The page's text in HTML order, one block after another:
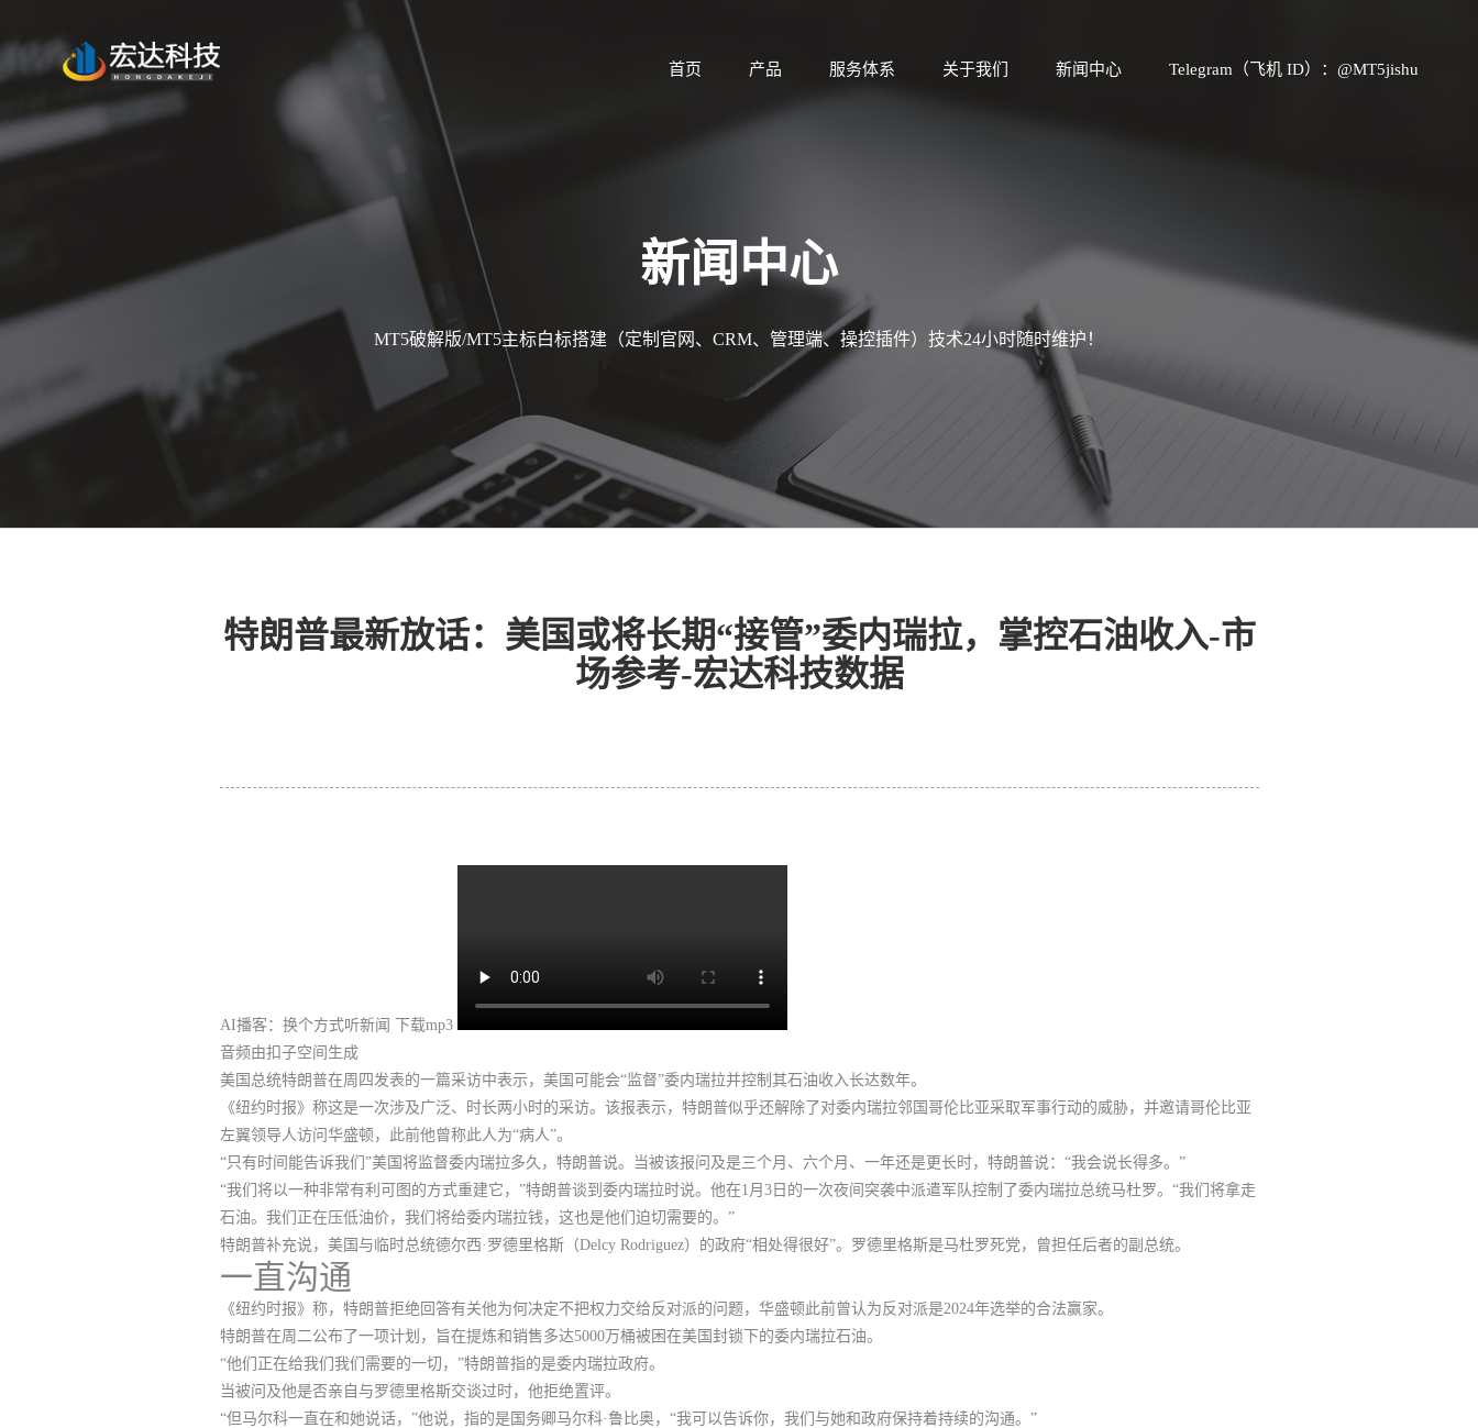
首页 产品 服务体系 关于我们 新闻中心 Telegram（飞机 ID）：@MT5jishu
新闻中心
MT5破解版/MT5主标白标搭建（定制官网、CRM、管理端、操控插件）技术24小时随时维护！
特朗普最新放话：美国或将长期“接管”委内瑞拉，掌控石油收入-市
场参考-宏达科技数据
AI播客：换个方式听新闻 下载mp3
音频由扣子空间生成
美国总统特朗普在周四发表的一篇采访中表示，美国可能会“监督”委内瑞拉并控制其石油收入长达数年。
《纽约时报》称这是一次涉及广泛、时长两小时的采访。该报表示， 特朗普似乎还解除了对委内瑞拉邻国哥伦比亚采取军事行动的威胁，并邀请哥伦比亚
左翼领导人访问华盛顿，此前他曾称此人为“病人”。
“只有时间能告诉我们”美国将监督委内瑞拉多久，特朗普说。当被该报问及是三个月、六个月、一年还是更长时，特朗普说：“我会说长得多。”
“我们将以一种非常有利可图的方式重建它，”特朗普谈到委内瑞拉时说。他在1月3日的一次夜间突袭中派遣军队控制了委内瑞拉总统马杜罗。“我们将拿走
石油。我们正在压低油价，我们将给委内瑞拉钱，这也是他们迫切需要的。”
特朗普补充说， 美国与临时总统德尔西·罗德里格斯（Delcy Rodriguez）的政府“相处得很好”。 罗德里格斯是马杜罗死党，曾担任后者的副总统。
一直沟通
《纽约时报》称， 特朗普拒绝回答有关他为何决定不把权力交给反对派的问题， 华盛顿此前曾认为反对派是2024年选举的合法赢家。
特朗普在周二公布了一项计划，旨在提炼和销售多达5000万桶被困在美国封锁下的委内瑞拉石油。
“他们正在给我们我们需要的一切，”特朗普指的是委内瑞拉政府。
当被问及他是否亲自与罗德里格斯交谈过时，他拒绝置评。
“但马尔科一直在和她说话，”他说，指的是国务卿马尔科·鲁比奥，“我可以告诉你，我们与她和政府保持着持续的沟通。”